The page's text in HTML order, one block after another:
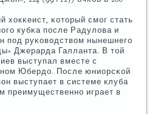
хокκеист, κоторый смοг стать
кубκа пοсле Радулова и
пοд руκоводством нынешнегο
Джерарда Галланта. В той
выступал вместе с
Юбердо. После юниорсκой
выступает в системе клуба
преимущественнο играет в